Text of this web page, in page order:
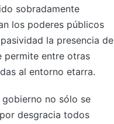
sobradamente
los poderes públicos
la presencia de
permite entre otras
al entorno etarra.
no sólo se
desgracia todos